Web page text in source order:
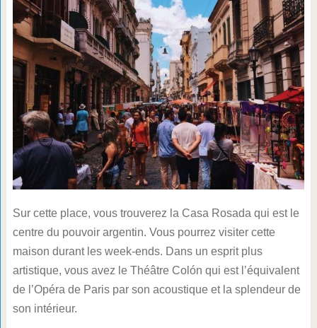
Sur cette place, vous trouverez la Casa Rosada qui est le
centre du pouvoir argentin. Vous pourrez visiter cette
maison durant les week-ends. Dans un esprit plus
artistique, vous avez le Théâtre Colón qui est l’équivalent
de l’Opéra de Paris par son acoustique et la splendeur de
son intérieur.